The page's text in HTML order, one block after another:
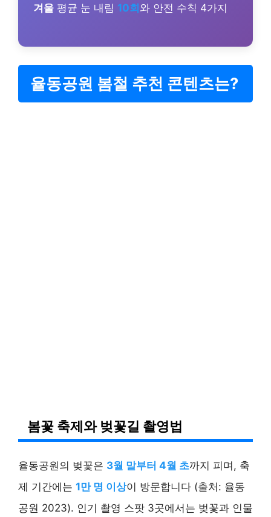
겨울 평균 눈 내림 10회 와 안전 수칙 4가지
율동공원 봄철 추천 콘텐츠는?
봄꽃 축제와 벚꽃길 촬영법
율동공원의 벚꽃은 3월 말부터 4월 초까지 피며, 축
제 기간에는 1만 명 이상이 방문합니다 (출처: 율동
공원 2023). 인기 촬영 스팟 3곳에서는 벚꽃과 인물